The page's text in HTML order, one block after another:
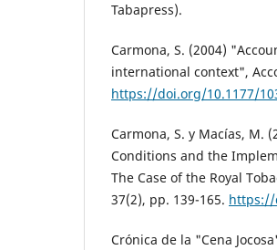
Tabapress).
Carmona, S. (2004)
international context",
https://doi.org/10.1177/
Carmona, S. y Macías, M.
Conditions and the
The Case of the Royal
37(2), pp. 139-165. https://
Crónica de la "Cena